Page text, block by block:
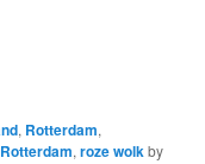
, Rotterdam,
Rotterdam,roze wolk by